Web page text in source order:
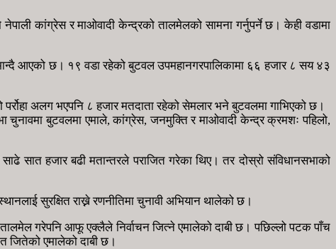
कांग्रेस र माओवादी केन्द्रको तालमेलको सामना गर्नुपर्ने छ। केही वडामा
आएको छ। १९ वडा रहेको बुटवल उपमहानगरपालिकामा ६६ हजार ८ सय ४३
अलग भएपनि ८ हजार मतदाता रहेको सेमलार भने बुटवलमा गाभिएको छ।
चुनावमा बुटवलमा एमाले, कांग्रेस, जनमुक्ति र माओवादी केन्द्र क्रमशः पहिलो,
सात हजार बढी मतान्तरले पराजित गरेका थिए। तर दोस्रो संविधानसभाको
सुरक्षित राख्ने रणनीतिमा चुनावी अभियान थालेको छ।
गरेपनि आफू एक्लैले निर्वाचन जित्ने एमालेको दाबी छ। पछिल्लो पटक पाँच
जितेको एमालेको दाबी छ।